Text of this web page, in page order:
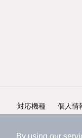
対応機種 個人情